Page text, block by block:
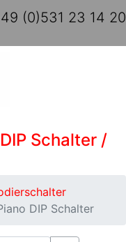
(0)531 23 14 20
Schalter /
DIP Schalter